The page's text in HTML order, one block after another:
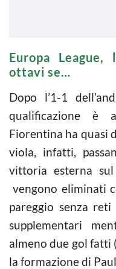
Europa League,
ottavi se…
Dopo l’1-1
qualificazione è
Fiorentina ha quasi
viola, infatti,
vittoria esterna
vengono eliminati
pareggio senza
supplementari
almeno due gol fatti
la formazione di